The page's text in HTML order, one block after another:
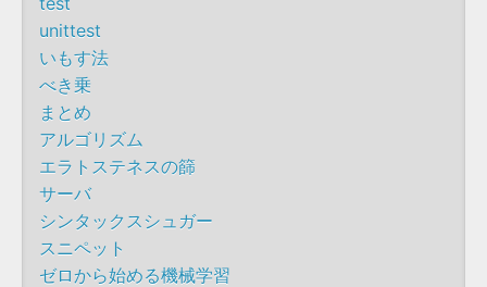
unittest
いもす法
べき乗
まとめ
アルゴリズム
エラトステネスの篩
サーバ
シンタックスシュガー
スニペット
ゼロから始める機械学習